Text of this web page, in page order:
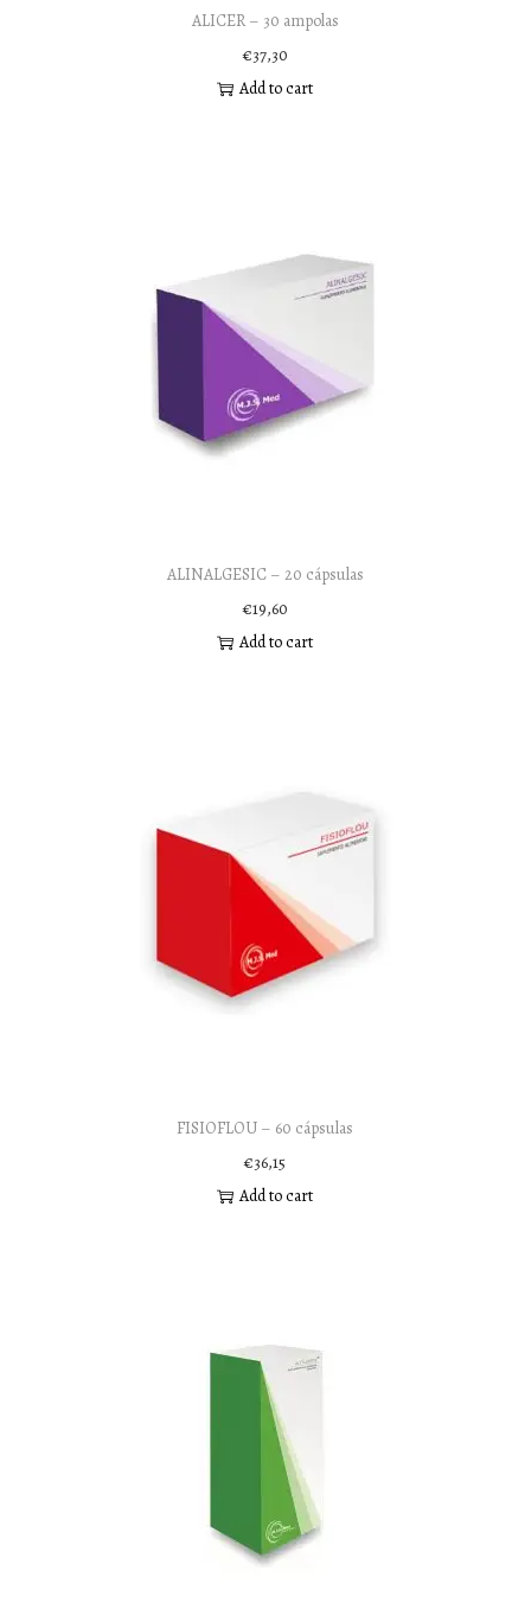
ALICER – 30 ampolas
€37,30
Add to cart
ALINALGESIC – 20 cápsulas
€19,60
Add to cart
FISIOFLOU – 60 cápsulas
€36,15
Add to cart